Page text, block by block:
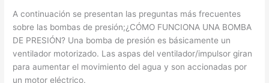
A continuación se presentan las preguntas más frecuentes
sobre las bombas de presión;¿CÓMO FUNCIONA UNA BOMBA
DE PRESIÓN? Una bomba de presión es básicamente un
ventilador motorizado. Las aspas del ventilador/impulsor giran
para aumentar el movimiento del agua y son accionadas por
un motor eléctrico.